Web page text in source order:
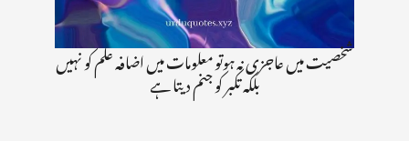
شخصیت میں عاجزی نہ ہوتو معلومات میں اضافہ علم کو نہیں
بلکہ تکبر کو جنم دیتا ہے